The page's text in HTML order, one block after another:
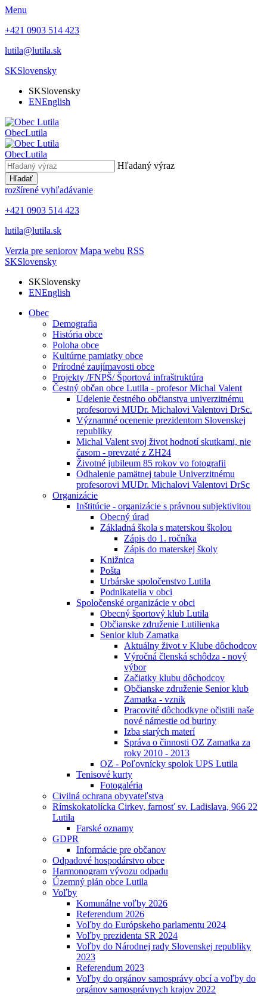
Menu
+421 0903 514 423
lutila@lutila.sk
SKSlovensky
SKSlovensky
ENEnglish
ObecLutila
ObecLutila
Hľadaný výraz
Hľadať
rozšírené vyhľadávanie
+421 0903 514 423
lutila@lutila.sk
Verzia pre seniorov Mapa webu RSS
SKSlovensky
SKSlovensky
ENEnglish
Obec
Demografia
História obce
Poloha obce
Kultúrne pamiatky obce
Prírodné zaujímavosti obce
Projekty /FNPŠ/ Športová infraštruktúra
Čestný občan obce Lutila - profesor Michal Valent
Udelenie čestného občianstva univerzitnému
profesorovi MUDr. Michalovi Valentovi DrSc.
Významné ocenenie prezidentom Slovenskej
republiky
Michal Valent svoj život hodnotí skutkami, nie
časom - prevzaté z ZH24
Životné jubileum 85 rokov vo fotografii
Odhalenie pamätnej tabule Univerzitnému
profesorovi MUDr. Michalovi Valentovi DrSc
Organizácie
Inštitúcie - organizácie s právnou subjektivitou
Obecný úrad
Základná škola s materskou školou
Zápis do 1. ročníka
Zápis do materskej školy
Knižnica
Pošta
Urbárske spoločenstvo Lutila
Podnikatelia v obci
Spoločenské organizácie v obci
Obecný športový klub Lutila
Občianske združenie Lutilienka
Senior klub Zamatka
Aktuálny život v Klube dôchodcov
Výročná členská schôdza - nový
výbor
Začiatky klubu dôchodcov
Občianske združenie Senior klub
Zamatka - vznik
Pracovité dôchodkyne očistili naše
nové námestie od buriny
Izba starých materí
Správa o činnosti OZ Zamatka za
roky 2010 - 2013
OZ - Poľovnícky spolok UPS Lutila
Tenisové kurty
Fotogaléria
Civilná ochrana obyvateľstva
Rímskokatolícka Cirkev, farnosť sv. Ladislava, 966 22
Lutila
Farské oznamy
GDPR
Informácie pre občanov
Odpadové hospodárstvo obce
Harmonogram vývozu odpadu
Územný plán obce Lutila
Voľby
Komunálne voľby 2026
Referendum 2026
Voľby do Európskeho parlamentu 2024
Voľby prezidenta SR 2024
Voľby do Národnej rady Slovenskej republiky
2023
Referendum 2023
Voľby do orgánov samosprávy obcí a voľby do
orgánov samosprávnych krajov 2022